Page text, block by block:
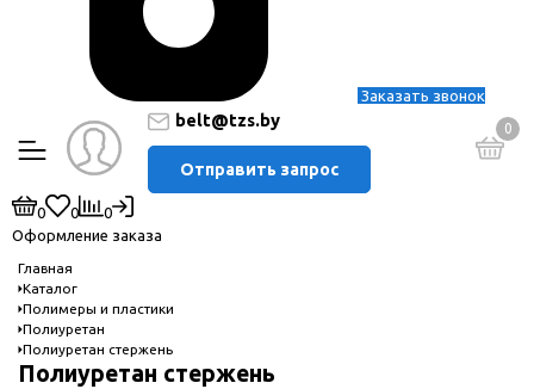
Заказать звонок
belt@tzs.by
Отправить запрос
0
0 0
0
Оформление заказа
Главная
Каталог
Полимеры и пластики
Полиуретан
Полиуретан стержень
Полиуретан стержень